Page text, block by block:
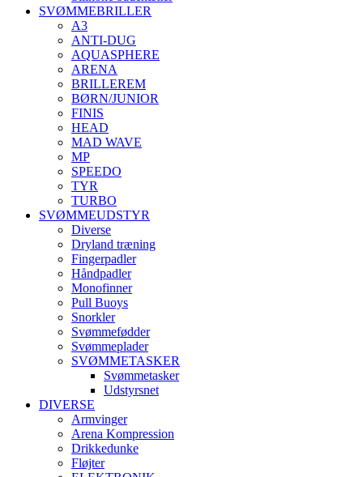
SVØMMEBRILLER
A3
ANTI-DUG
AQUASPHERE
ARENA
BRILLEREM
BØRN/JUNIOR
FINIS
HEAD
MAD WAVE
MP
SPEEDO
TYR
TURBO
SVØMMEUDSTYR
Diverse
Dryland træning
Fingerpadler
Håndpadler
Monofinner
Pull Buoys
Snorkler
Svømmefødder
Svømmeplader
SVØMMETASKER
Svømmetasker
Udstyrsnet
DIVERSE
Armvinger
Arena Kompression
Drikkedunke
Fløjter